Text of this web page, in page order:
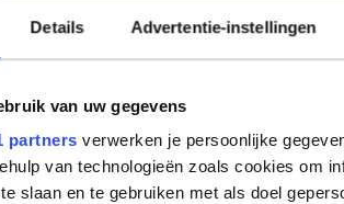
Details Advertentie-instellingen
van uw gegevens
partners verwerken je persoonlijke
van technologieën zoals cookies om
slaan en te gebruiken met als doel